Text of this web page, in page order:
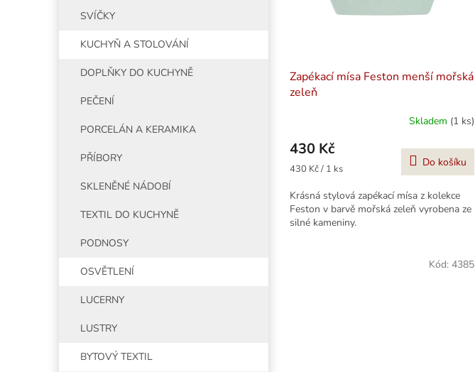
SVÍČKY
KUCHYŇ A STOLOVÁNÍ
DOPLŇKY DO KUCHYNĚ
PEČENÍ
PORCELÁN A KERAMIKA
PŘÍBORY
SKLENĚNÉ NÁDOBÍ
TEXTIL DO KUCHYNĚ
PODNOSY
OSVĚTLENÍ
LUCERNY
LUSTRY
BYTOVÝ TEXTIL
Zapékací mísa Feston menší mořská
zeleň
Skladem (1 ks)
430 Kč
Měrná
430 Kč / 1 ks Do košíku
Krásná stylová zapékací mísa z kolekce
Feston v barvě mořská zeleň vyrobena ze
silné kameniny.
Kód: 4385